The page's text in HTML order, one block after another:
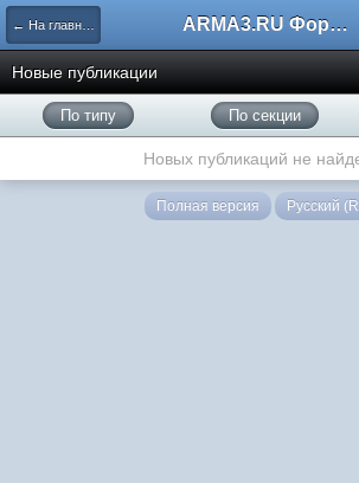
← На главную ARMA3.RU Форум
Новые публикации
По типу По секции
Новых публикаций не
Полная версия Русский